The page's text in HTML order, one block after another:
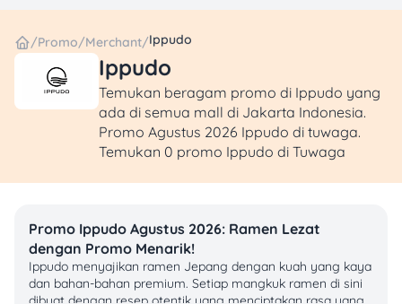
/Promo/Merchant/Ippudo
Ippudo
Temukan beragam promo di Ippudo yang
ada di semua mall di Jakarta Indonesia.
Promo Agustus 2026 Ippudo di tuwaga.
Temukan 0 promo Ippudo di Tuwaga
Promo Ippudo Agustus 2026: Ramen Lezat
dengan Promo Menarik!
Ippudo menyajikan ramen Jepang dengan kuah yang kaya
dan bahan-bahan premium. Setiap mangkuk ramen di sini
dibuat dengan resep otentik yang menciptakan rasa yang